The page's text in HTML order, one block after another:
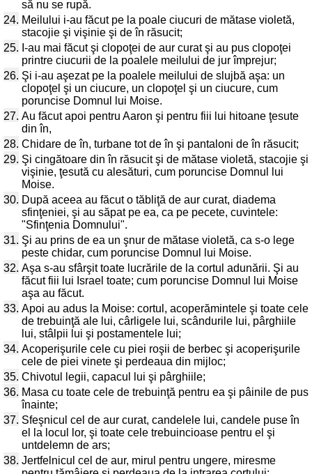
să nu se rupă.
24. Meilului i-au făcut pe la poale ciucuri de mătase violetă,
stacojie şi vişinie şi de în răsucit;
25. I-au mai făcut şi clopoţei de aur curat şi au pus clopoţei
printre ciucurii de la poalele meilului de jur împrejur;
26. Şi i-au aşezat pe la poalele meilului de slujbă aşa: un
clopoţel şi un ciucure, un clopoţel şi un ciucure, cum
poruncise Domnul lui Moise.
27. Au făcut apoi pentru Aaron şi pentru fiii lui hitoane ţesute
din în,
28. Chidare de în, turbane tot de în şi pantaloni de în răsucit;
29. Şi cingătoare din în răsucit şi de mătase violetă, stacojie şi
vişinie, ţesută cu alesături, cum poruncise Domnul lui
Moise.
30. După aceea au făcut o tăbliţă de aur curat, diadema
sfinţeniei, şi au săpat pe ea, ca pe pecete, cuvintele:
"Sfinţenia Domnului".
31. Şi au prins de ea un şnur de mătase violetă, ca s-o lege
peste chidar, cum poruncise Domnul lui Moise.
32. Aşa s-au sfârşit toate lucrările de la cortul adunării. Şi au
făcut fiii lui Israel toate; cum poruncise Domnul lui Moise
aşa au făcut.
33. Apoi au adus la Moise: cortul, acoperămintele şi toate cele
de trebuinţă ale lui, cârligele lui, scândurile lui, pârghiile
lui, stâlpii lui şi postamentele lui;
34. Acoperişurile cele cu piei roşii de berbec şi acoperişurile
cele de piei vinete şi perdeaua din mijloc;
35. Chivotul legii, capacul lui şi pârghiile;
36. Masa cu toate cele de trebuinţă pentru ea şi pâinile de pus
înainte;
37. Sfeşnicul cel de aur curat, candelele lui, candele puse în
el la locul lor, şi toate cele trebuincioase pentru el şi
untdelemn de ars;
38. Jertfelnicul cel de aur, mirul pentru ungere, miresme